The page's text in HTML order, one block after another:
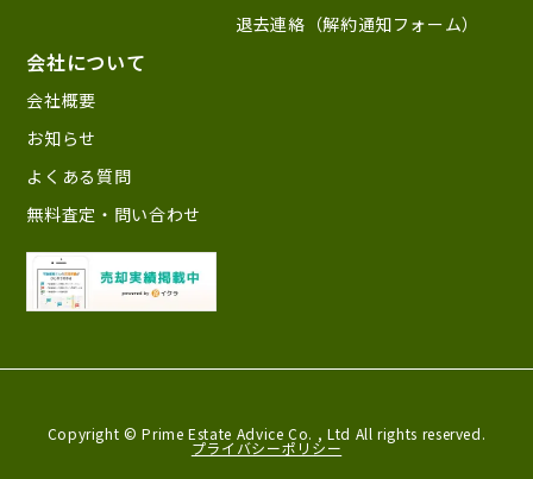
退去連絡（解約通知フォーム）
会社について
会社概要
お知らせ
よくある質問
無料査定・問い合わせ
Copyright © Prime Estate Advice Co. , Ltd All rights reserved.
プライバシーポリシー